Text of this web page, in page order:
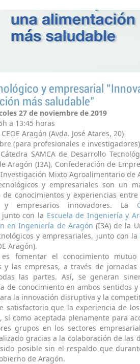
y empresarial
más saludable"
27 de noviembre de 2019
a 13:45 horas
Aragón (Avda. José Atares, 20)
(para profesionales e investigadores)
SAMCA de Desarrollo
Aragón (I3A), Confederación de
Mixto Agroalimentario de
y empresariales son un
de conocimientos y experiencias
y empresarios innovadores. La
junto con la Escuela de Ingeniería y
en Ingeniería de Aragón (I3A) de la
y empresariales, junto con la
Aragón).
fomentar el conocimiento
y las empresas, a través de
las partes. Así, se generan
de conocimiento en ambos sentidos
la innovación disruptiva y la
satisfactorio que la experiencia de
sí como aceptada plenamente para
grupos en los sectores
gracias a la colaboración de las
posible sin el respaldo que
de Aragón.